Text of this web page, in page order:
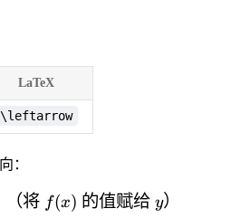
LaTeX
\leftarrow
：
y \leftarrow f(x)
（将 f(x) 的值赋给 y）